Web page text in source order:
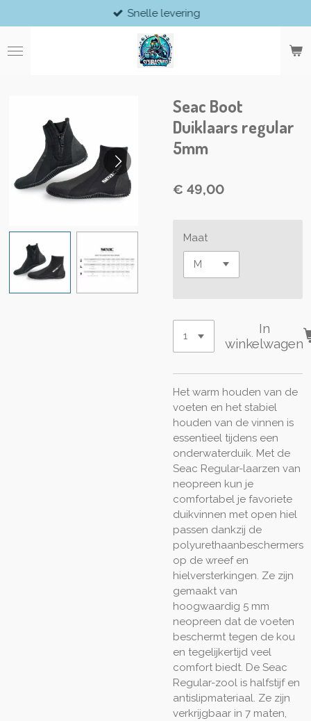
direct
naar
de
Snelle levering
Seac Boot
Duiklaars regular
5mm
€ 49,00
Maat
In
winkelwagen
Het warm houden van de
voeten en het stabiel
houden van de vinnen is
essentieel tijdens een
onderwaterduik. Met de
Seac Regular-laarzen van
neopreen kun je
comfortabel je favoriete
duikvinnen met open hiel
passen dankzij de
polyurethaanbeschermers
op de wreef en
hielversterkingen. Ze zijn
gemaakt van
hoogwaardig 5 mm
neopreen dat de voeten
beschermt tegen de kou
en tegelijkertijd veel
comfort biedt. De Seac
Regular-zool is halfstijf en
antislipmateriaal. Ze zijn
verkrijgbaar in 7 maten,